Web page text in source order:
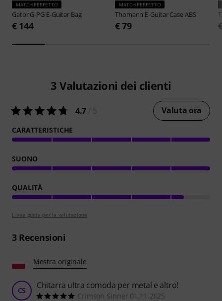
MATCH PERFETTO
GatorG-PG E-Guitar Bag
€ 144
MATCH PERFETTO
Thomann E-Guitar Case ABS
€ 79
3 Valutazioni dei clienti
4.7 Valuta ora
CARATTERISTICHE
SUONO
QUALITÀ
Linee guida per la valutazione
3Recensioni
Mostra originale
CS Chitarra ultra comoda per metal e altro!
Crimson Sinner 01.11.2025